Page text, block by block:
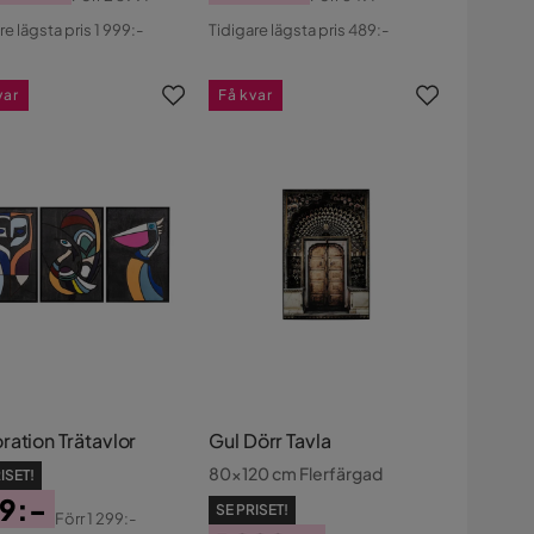
lägsta pris 1 999:-
Pris
Original
Tidigare lägsta pris 489:-
Trätavlor
Förr1 299:-
Gul Dörr Tavla
80x120 cm Flerfärgad
SE PRISET!
Få kvar